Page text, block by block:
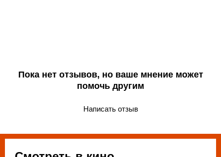
Пока нет отзывов, но ваше мнение может
помочь другим
Написать отзыв